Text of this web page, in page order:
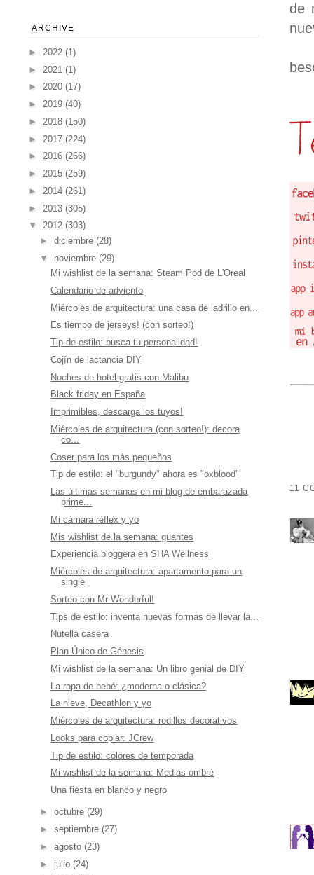
de
11
ARCHIVE
► 2022 (1)
► 2021 (1)
► 2020 (17)
► 2019 (40)
► 2018 (150)
► 2017 (224)
► 2016 (266)
► 2015 (259)
► 2014 (261)
► 2013 (305)
▼ 2012 (303)
► diciembre (28)
▼ noviembre (29)
Mi wishlist de la semana: Steam Pod de L'Oreal
Calendario de adviento
Miércoles de arquitectura: una casa de ladrillo en...
Es tiempo de jerseys! (con sorteo!)
Tip de estilo: busca tu personalidad!
Cojín de lactancia DIY
Noches de hotel gratis con Malibu
Black friday en España
Imprimibles, descarga los tuyos!
Miércoles de arquitectura (con sorteo!): decora
co...
Coser para los más pequeños
Tip de estilo: el "burgundy" ahora es "oxblood"
Las últimas semanas en mi blog de embarazada
prime...
Mi cámara réflex y yo
Mis wishlist de la semana: guantes
Experiencia bloggera en SHA Wellness
Miércoles de arquitectura: apartamento para un
single
Sorteo con Mr Wonderful!
Tips de estilo: inventa nuevas formas de llevar la...
Nutella casera
Plan Único de Génesis
Mi wishlist de la semana: Un libro genial de DIY
La ropa de bebé: ¿moderna o clásica?
La nieve, Decathlon y yo
Miércoles de arquitectura: rodillos decorativos
Looks para copiar: JCrew
Tip de estilo: colores de temporada
Mi wishlist de la semana: Medias ombré
Una fiesta en blanco y negro
► octubre (29)
► septiembre (27)
► agosto (23)
► julio (24)